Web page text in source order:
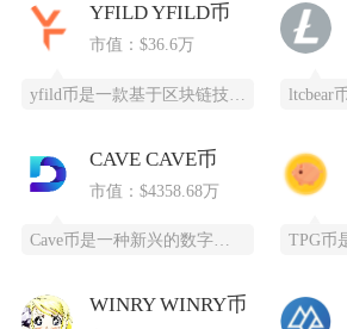
YFILD YFILD币
市值：$36.6万
CAVE CAVE币
市值：$4358.68万
WINRY WINRY币